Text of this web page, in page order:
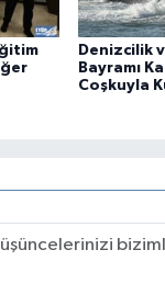
Denizcilik
Bayramı
Coşkuyla